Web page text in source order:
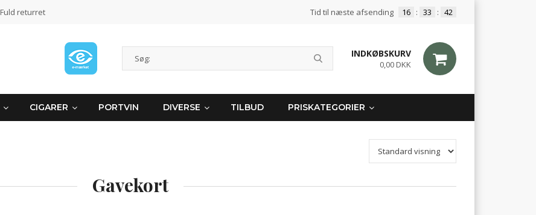
Fuld returret Tid til næste afsending 16 : 33 : 42
INDKØBSKURV
0,00 DKK
CIGARER PORTVIN DIVERSE TILBUD PRISKATEGORIER
Gavekort